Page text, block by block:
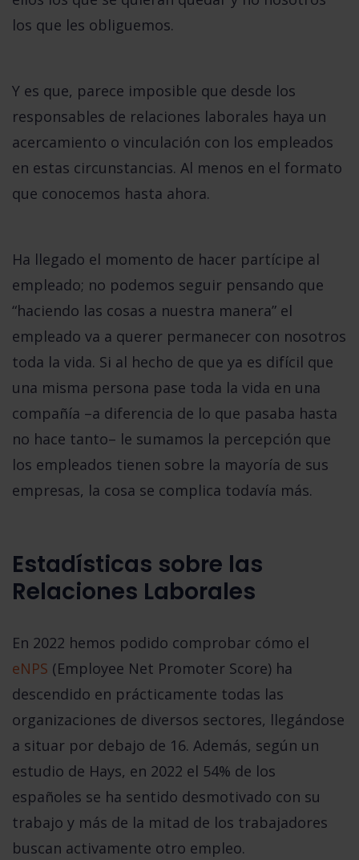
los que les obliguemos.
Y es que, parece imposible que desde los
responsables de relaciones laborales haya un
acercamiento o vinculación con los empleados
en estas circunstancias. Al menos en el formato
que conocemos hasta ahora.
Ha llegado el momento de hacer partícipe al
empleado; no podemos seguir pensando que
“haciendo las cosas a nuestra manera” el
empleado va a querer permanecer con nosotros
toda la vida. Si al hecho de que ya es difícil que
una misma persona pase toda la vida en una
compañía –a diferencia de lo que pasaba hasta
no hace tanto– le sumamos la percepción que
los empleados tienen sobre la mayoría de sus
empresas, la cosa se complica todavía más.
Estadísticas sobre las
Relaciones Laborales
En 2022 hemos podido comprobar cómo el
eNPS (Employee Net Promoter Score) ha
descendido en prácticamente todas las
organizaciones de diversos sectores, llegándose
a situar por debajo de 16. Además, según un
estudio de Hays, en 2022 el 54% de los
españoles se ha sentido desmotivado con su
trabajo y más de la mitad de los trabajadores
buscan activamente otro empleo.